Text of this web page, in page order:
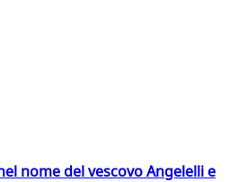
nome del vescovo Angelelli e